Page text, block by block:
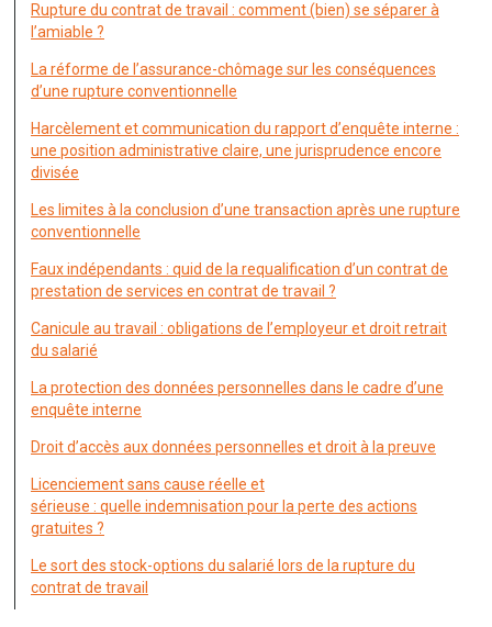
Rupture du contrat de travail : comment (bien) se séparer à
l’amiable ?
La réforme de l’assurance-chômage sur les conséquences
d’une rupture conventionnelle
Harcèlement et communication du rapport d’enquête interne :
une position administrative claire, une jurisprudence encore
divisée
Les limites à la conclusion d’une transaction après une rupture
conventionnelle
Faux indépendants : quid de la requalification d’un contrat de
prestation de services en contrat de travail ?
Canicule au travail : obligations de l’employeur et droit retrait
du salarié
La protection des données personnelles dans le cadre d’une
enquête interne
Droit d’accès aux données personnelles et droit à la preuve
Licenciement sans cause réelle et
sérieuse : quelle indemnisation pour la perte des actions
gratuites ?
Le sort des stock-options du salarié lors de la rupture du
contrat de travail